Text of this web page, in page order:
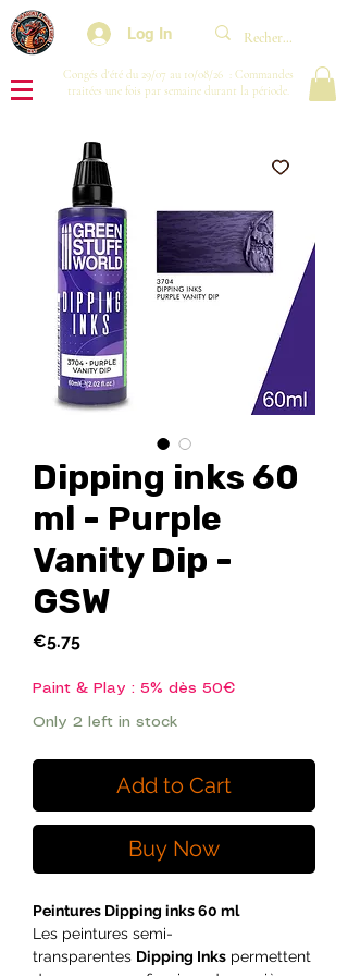
Log In
Congés d'été du 29/07 au 10/08/26 : Commandes
traitées une fois par semaine durant la période.
Dipping inks 60
ml - Purple
Vanity Dip -
GSW
€5.75Price
Paint & Play : 5% dès 50€
Only 2 left in stock
Add to Cart
Buy Now
Peintures Dipping inks 60 ml
Les peintures semi-
transparentes Dipping Inks permettent